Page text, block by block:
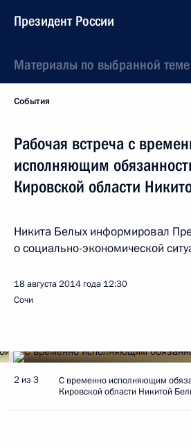
Президент России
Материалы по выбранной теме
События
Рабочая встреча с
исполняющим
Кировской области
Никита Белых информировал
о социально-экономической
18 августа 2014 года 12:30
Сочи
2 из 3
С временно исполняющим
Кировской области Никитой